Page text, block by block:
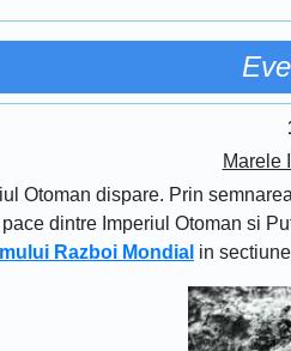
Marele
Otoman dispare. Prin
dintre Imperiul Otoman si
Razboi Mondial in